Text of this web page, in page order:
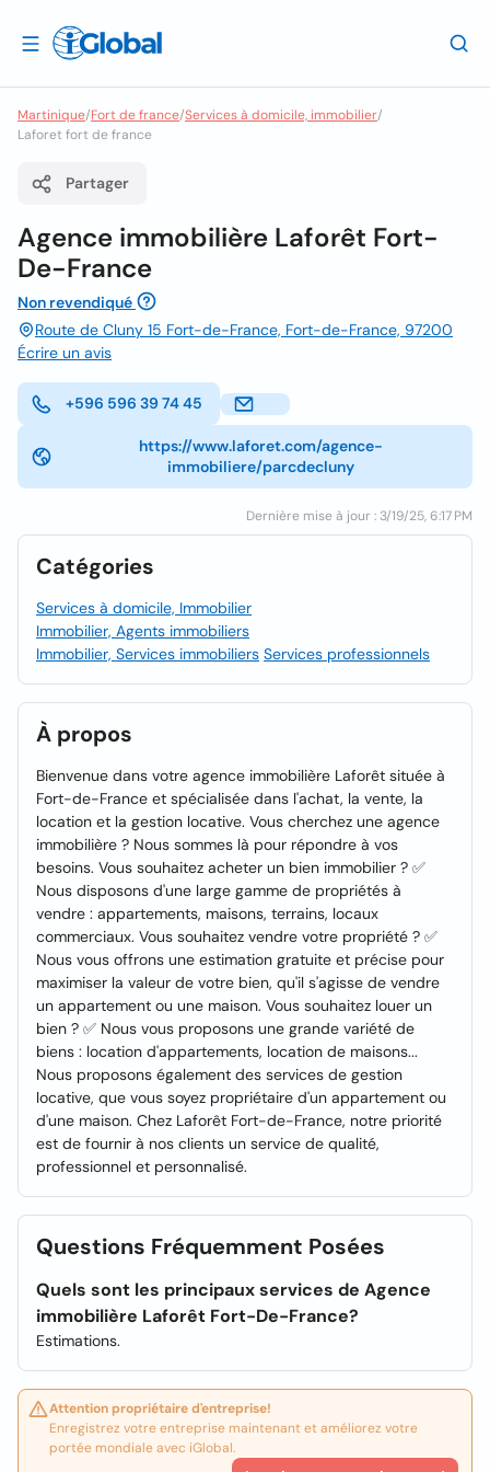
Martinique/Fort de france/Services à domicile, immobilier/
Laforet fort de france
Partager
Agence immobilière Laforêt Fort-
De-France
Non revendiqué
Route de Cluny 15 Fort-de-France, Fort-de-France, 97200
Écrire un avis
+596 596 39 74 45
https://www.laforet.com/agence-
immobiliere/parcdecluny
Dernière mise à jour : 3/19/25, 6:17 PM
Catégories
Services à domicile, Immobilier
Immobilier, Agents immobiliers
Immobilier, Services immobiliers Services professionnels
À propos
Bienvenue dans votre agence immobilière Laforêt située à
Fort-de-France et spécialisée dans l'achat, la vente, la
location et la gestion locative. Vous cherchez une agence
immobilière ? Nous sommes là pour répondre à vos
besoins. Vous souhaitez acheter un bien immobilier ? ✅
Nous disposons d'une large gamme de propriétés à
vendre : appartements, maisons, terrains, locaux
commerciaux. Vous souhaitez vendre votre propriété ? ✅
Nous vous offrons une estimation gratuite et précise pour
maximiser la valeur de votre bien, qu'il s'agisse de vendre
un appartement ou une maison. Vous souhaitez louer un
bien ? ✅ Nous vous proposons une grande variété de
biens : location d'appartements, location de maisons...
Nous proposons également des services de gestion
locative, que vous soyez propriétaire d'un appartement ou
d'une maison. Chez Laforêt Fort-de-France, notre priorité
est de fournir à nos clients un service de qualité,
professionnel et personnalisé.
Questions Fréquemment Posées
Quels sont les principaux services de Agence
immobilière Laforêt Fort-De-France?
Estimations.
Attention propriétaire d'entreprise!
Enregistrez votre entreprise maintenant et améliorez votre
portée mondiale avec iGlobal.